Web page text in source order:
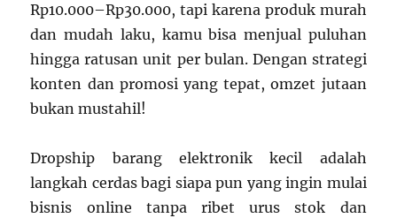
Rp10.000–Rp30.000, tapi karena produk murah
dan mudah laku, kamu bisa menjual puluhan
hingga ratusan unit per bulan. Dengan strategi
konten dan promosi yang tepat, omzet jutaan
bukan mustahil!
Dropship barang elektronik kecil adalah
langkah cerdas bagi siapa pun yang ingin mulai
bisnis online tanpa ribet urus stok dan